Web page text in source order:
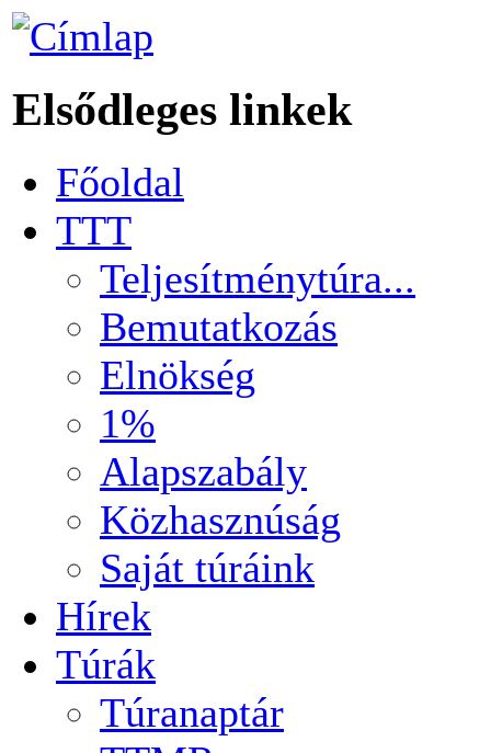
Elsődleges linkek
Főoldal
TTT
Teljesítménytúra...
Bemutatkozás
Elnökség
1%
Alapszabály
Közhasznúság
Saját túráink
Hírek
Túrák
Túranaptár